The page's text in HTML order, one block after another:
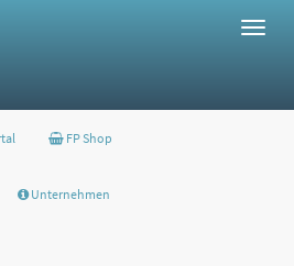
FP Shop
Unternehmen